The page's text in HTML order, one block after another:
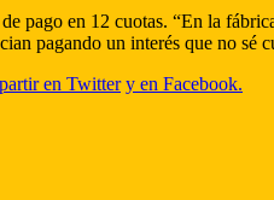
en 12 cuotas. “En la
pagando un interés que no sé
en Twitter y en Facebook.